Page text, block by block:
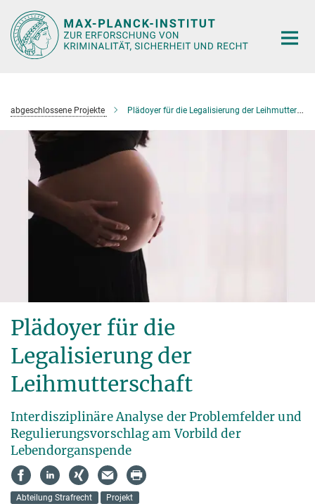
Hauptinhalt
abgeschlossene Projekte Plädoyer für die Legalisierung der Leihmutterschaft
Plädoyer für die
Legalisierung der
Leihmutterschaft
Interdisziplinäre Analyse der Problemfelder und
Regulierungsvorschlag am Vorbild der
Lebendorganspende
Abteilung Strafrecht Projekt